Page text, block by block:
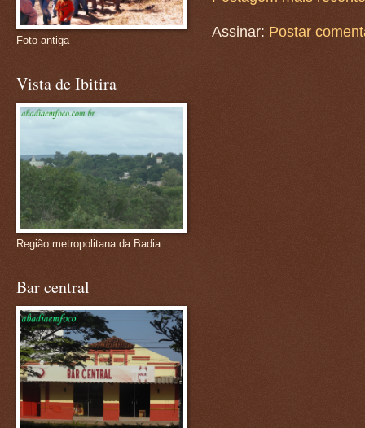
Assinar: Postar
Foto antiga
Vista de Ibitira
Região metropolitana da Badia
Bar central